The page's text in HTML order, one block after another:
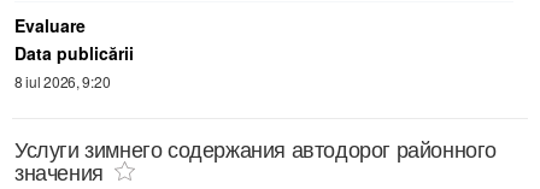
Evaluare
Data publicării
8 iul 2026, 9:20
Услуги зимнего содержания автодорог районного
значения